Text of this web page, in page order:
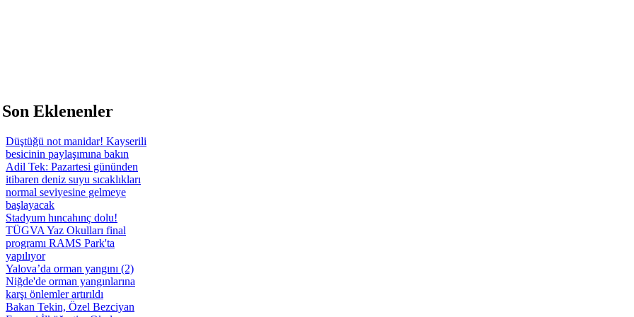
Eklenenler
Düştüğü not manidar! Kayserili
besicinin paylaşımına bakın
Adil Tek: Pazartesi gününden
itibaren deniz suyu sıcaklıkları
normal seviyesine gelmeye
başlayacak
Stadyum hıncahınç dolu!
TÜGVA Yaz Okulları final
programı RAMS Park'ta
yapılıyor
Yalova’da orman yangını (2)
Niğde'de orman yangınlarına
karşı önlemler artırıldı
Bakan Tekin, Özel Bezciyan